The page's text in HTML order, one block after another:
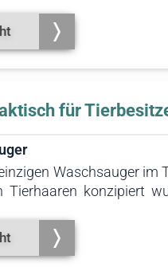
vollständig auf
hervorragend
für
Waschsauger im
konzipiert
besonders gut für